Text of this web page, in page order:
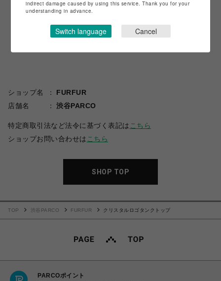
ショップ名
FURFUR
店舗名
渋谷PARCO
特定商取引法など法令に基づく表記は こちら
ショップお問い合わせは こちら
SHOP TOP
TOP 渋谷PARCO FURFUR クリスタルロゴタンクトップ
PARCOポイント
indirect damage caused by using this service. Thank you for your
understanding in advance.
Switch language Cancel